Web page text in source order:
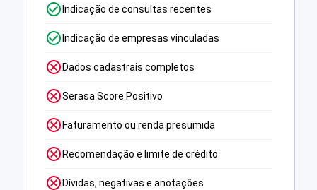
Indicação de consultas recentes
Indicação de empresas vinculadas
Dados cadastrais completos
Serasa Score Positivo
Faturamento ou renda presumida
Recomendação e limite de crédito
Dívidas, negativas e anotações